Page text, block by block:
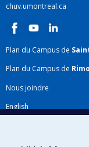
chuv.umontreal.ca
Plan du Campus de
Plan du Campus de
Nous joindre
English
Plan du site